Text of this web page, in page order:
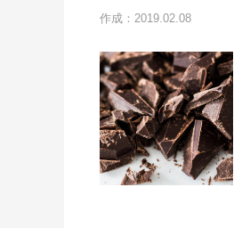
作成：2019.02.08